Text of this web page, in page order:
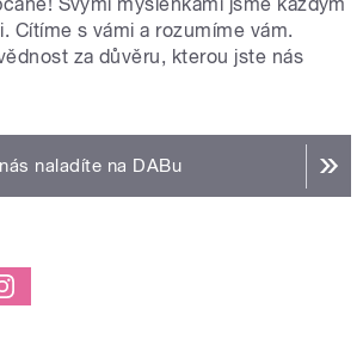
Svými myšlenkami jsme každým
Cítíme s vámi a rozumíme vám.
za důvěru, kterou jste nás
naladíte na DABu